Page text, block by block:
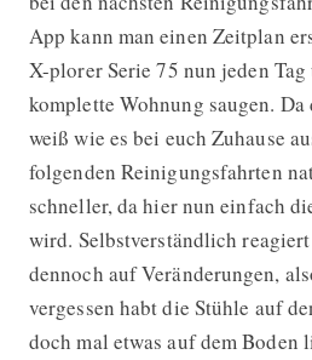
App kann man einen Zeitplan
X-plorer Serie 75 nun jeden
komplette Wohnung saugen.
weiß wie es bei euch Zuhause
folgenden Reinigungsfahrten
schneller, da hier nun einfach
wird. Selbstverständlich
dennoch auf Veränderungen,
vergessen habt die Stühle auf
doch mal etwas auf dem Boden